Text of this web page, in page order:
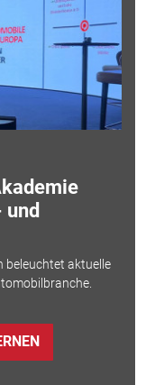
beleuchtet aktuelle